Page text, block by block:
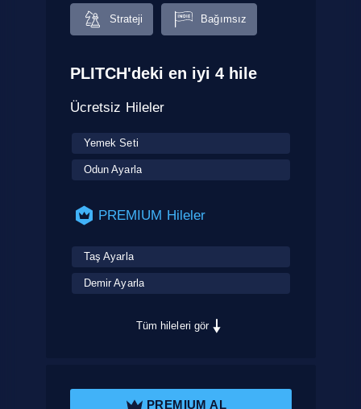
Strateji Bağımsız
PLITCH'deki en iyi 4 hile
Ücretsiz Hileler
Yemek Seti
Odun Ayarla
PREMIUM Hileler
Taş Ayarla
Demir Ayarla
Tüm hileleri gör
PREMIUM AL